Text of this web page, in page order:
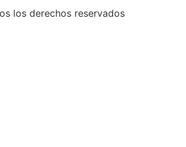
los derechos reservados